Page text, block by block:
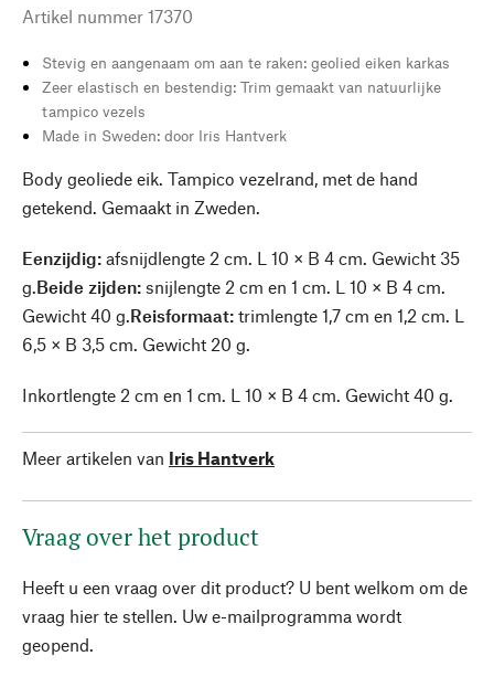
Artikel nummer 17370
Stevig en aangenaam om aan te raken: geolied eiken karkas
Zeer elastisch en bestendig: Trim gemaakt van natuurlijke
tampico vezels
Made in Sweden: door Iris Hantverk
Body geoliede eik. Tampico vezelrand, met de hand
getekend. Gemaakt in Zweden.
Eenzijdig: afsnijdlengte 2 cm. L 10 × B 4 cm. Gewicht 35
g.Beide zijden: snijlengte 2 cm en 1 cm. L 10 × B 4 cm.
Gewicht 40 g.Reisformaat: trimlengte 1,7 cm en 1,2 cm. L
6,5 × B 3,5 cm. Gewicht 20 g.
Inkortlengte 2 cm en 1 cm. L 10 × B 4 cm. Gewicht 40 g.
Meer artikelen van Iris Hantverk
Vraag over het product
Heeft u een vraag over dit product? U bent welkom om de
vraag hier te stellen. Uw e-mailprogramma wordt
geopend.